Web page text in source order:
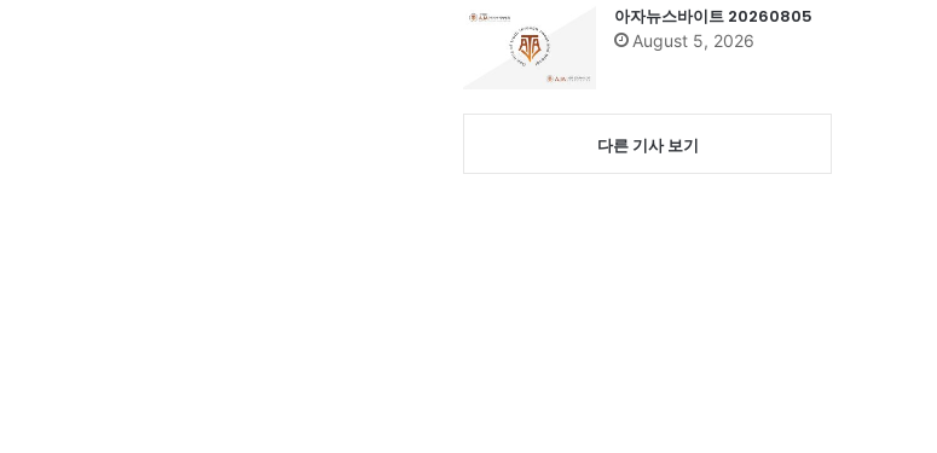
아자뉴스바이트 20260805
August 5, 2026
다른 기사 보기